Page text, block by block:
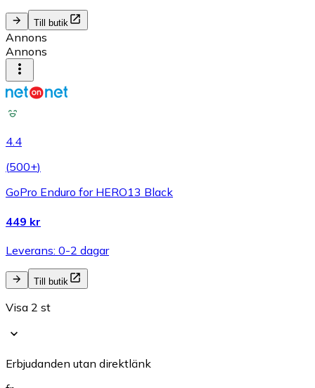
Till butik
Annons
Annons
4.4
(500+)
GoPro Enduro for HERO13 Black
449 kr
Leverans: 0-2 dagar
Till butik
Visa 2 st
Erbjudanden utan direktlänk